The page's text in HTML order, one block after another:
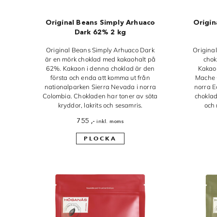
Original Beans Simply Arhuaco
Dark 62% 2 kg
Original Beans Simply Arhuaco Dark
är en mörk choklad med kakaohalt på
62%. Kakaon i denna choklad är den
första och enda att komma ut från
nationalparken Sierra Nevada i norra
Colombia. Chokladen har toner av söta
kryddor, lakrits och sesamris.
755 ,- inkl. moms
PLOCKA
norra
och